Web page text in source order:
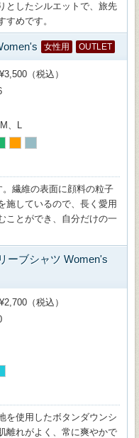
としたシルエットで、旅先
めです。
女性用 OUTLET
¥3,500（税込）
、L
繊維の表面に顔料の粒子
施しているので、長く愛用
ことができ、自分だけの一
ーブシャツ Women's
¥2,700（税込）
を使用したボタンダウンシ
離れがよく、常に爽やかで